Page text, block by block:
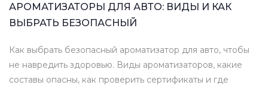
АРОМАТИЗАТОРЫ ДЛЯ АВТО: ВИДЫ И КАК
ВЫБРАТЬ БЕЗОПАСНЫЙ
Как выбрать безопасный ароматизатор для авто, чтобы
не навредить здоровью. Виды ароматизаторов, какие
составы опасны, как проверить сертификаты и где